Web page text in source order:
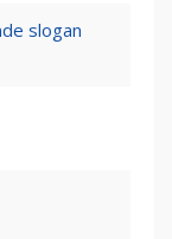
slogan